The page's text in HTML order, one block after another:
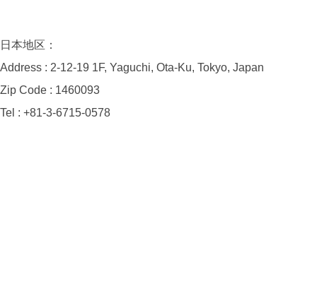
日本地区：
Address : 2-12-19 1F, Yaguchi, Ota-Ku, Tokyo, Japan
Zip Code : 1460093
Tel : +81-3-6715-0578